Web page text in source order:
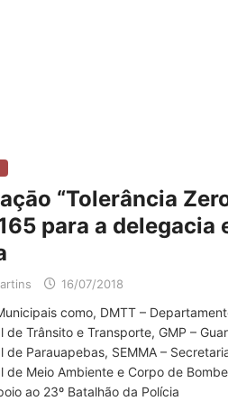
“Tolerância
para a delegacia
16/07/2018
como, DMTT –
de Trânsito e Transporte, GMP –
de Parauapebas, SEMMA –
de Meio Ambiente e Corpo de
ao 23º Batalhão da Polícia